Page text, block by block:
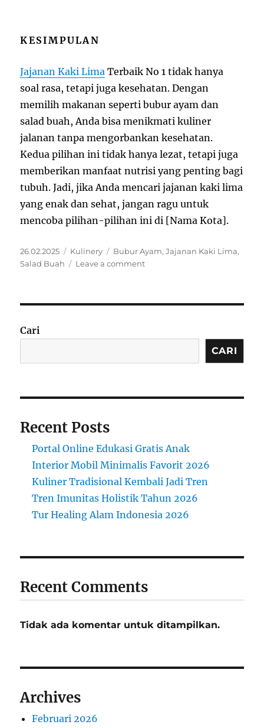
KESIMPULAN
Jajanan Kaki Lima Terbaik No 1 tidak hanya
soal rasa, tetapi juga kesehatan. Dengan
memilih makanan seperti bubur ayam dan
salad buah, Anda bisa menikmati kuliner
jalanan tanpa mengorbankan kesehatan.
Kedua pilihan ini tidak hanya lezat, tetapi juga
memberikan manfaat nutrisi yang penting bagi
tubuh. Jadi, jika Anda mencari jajanan kaki lima
yang enak dan sehat, jangan ragu untuk
mencoba pilihan-pilihan ini di [Nama Kota].
Posted
on
26.02.2025 Categories
Kulinery Tags
Bubur Ayam,Jajanan Kaki Lima,
Salad Buah
Leave a commenton
Cari
CARI
Recent Posts
Portal Online Edukasi Gratis Anak
Interior Mobil Minimalis Favorit 2026
Kuliner Tradisional Kembali Jadi Tren
Tren Imunitas Holistik Tahun 2026
Tur Healing Alam Indonesia 2026
Recent Comments
Tidak ada komentar untuk ditampilkan.
Archives
Februari 2026